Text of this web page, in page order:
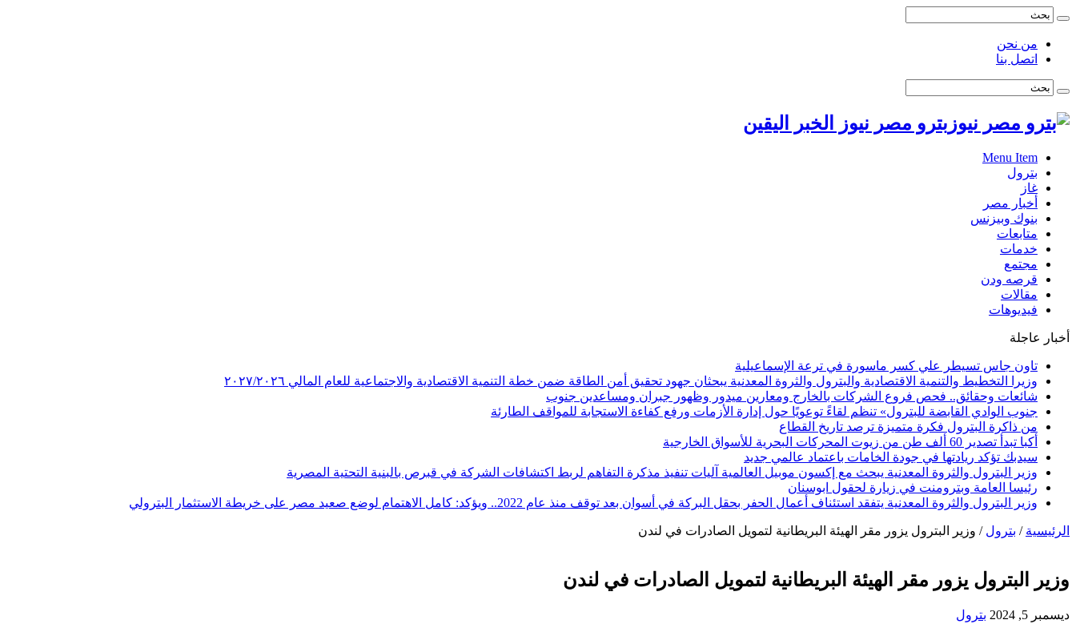
من نحن
اتصل بنا
بترو مصر نيوز الخبر اليقين
Menu Item
بترول
غاز
أخبار مصر
بنوك وبيزنس
متابعات
خدمات
مجتمع
قرصه ودن
مقالات
فيديوهات
أخبار عاجلة
تاون جاس تسيطر علي كسر ماسورة في ترعة الإسماعيلية
وزيرا التخطيط والتنمية الاقتصادية والبترول والثروة المعدنية يبحثان جهود تحقيق أمن الطاقة ضمن خطة التنمية الاقتصادية والاجتماعية للعام المالي ٢٠٢٧/٢٠٢٦
شائعات وحقائق.. فحص فروع الشركات بالخارج ومعارين ميدور وظهور جبران ومساعدين جنوب
جنوب الوادي القابضة للبترول» تنظم لقاءً توعويًا حول إدارة الأزمات ورفع كفاءة الاستجابة للمواقف الطارئة
من ذاكرة البترول فكرة متميزة ترصد تاريخ القطاع
أكبا تبدأ تصدير 60 ألف طن من زيوت المحركات البحرية للأسواق الخارجية
سيدبك تؤكد ريادتها في جودة الخامات باعتماد عالمي جديد
وزير البترول والثروة المعدنية يبحث مع إكسون موبيل العالمية آليات تنفيذ مذكرة التفاهم لربط اكتشافات الشركة في قبرص بالبنية التحتية المصرية
رئيسا العامة وبترومنت في زيارة لحقول ابوسنان
وزير البترول والثروة المعدنية يتفقد استئناف أعمال الحفر بحقل البركة في أسوان بعد توقف منذ عام 2022.. ويؤكد: كامل الاهتمام لوضع صعيد مصر على خريطة الاستثمار البترولي
الرئيسية / بترول / وزير البترول يزور مقر الهيئة البريطانية لتمويل الصادرات في لندن
وزير البترول يزور مقر الهيئة البريطانية لتمويل الصادرات في لندن
ديسمبر 5, 2024 بترول